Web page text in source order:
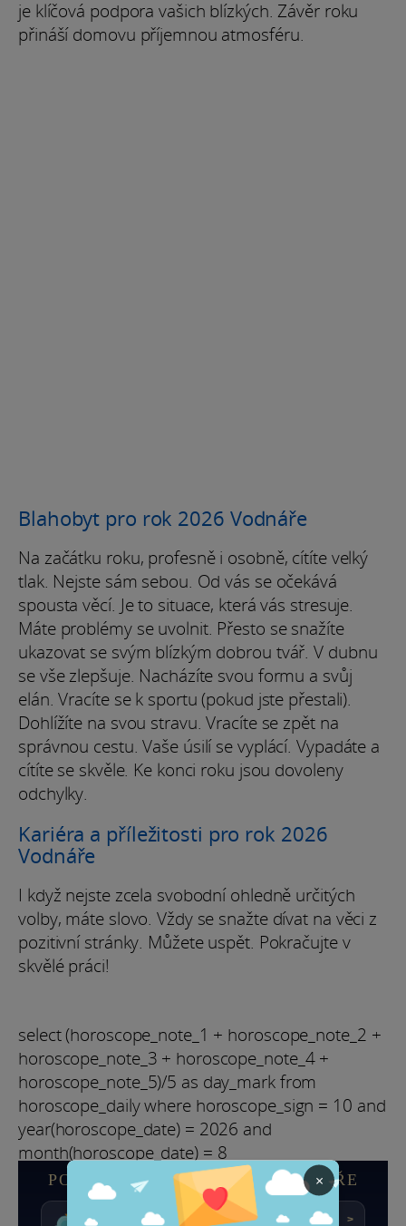
je klíčová podpora vašich blízkých. Závěr roku
přináší domovu příjemnou atmosféru.
Blahobyt pro rok 2026 Vodnáře
Na začátku roku, profesně i osobně, cítíte velký
tlak. Nejste sám sebou. Od vás se očekává
spousta věcí. Je to situace, která vás stresuje.
Máte problémy se uvolnit. Přesto se snažíte
ukazovat se svým blízkým dobrou tvář. V dubnu
se vše zlepšuje. Nacházíte svou formu a svůj
elán. Vracíte se k sportu (pokud jste přestali).
Dohlížíte na svou stravu. Vracíte se zpět na
správnou cestu. Vaše úsilí se vyplácí. Vypadáte a
cítíte se skvěle. Ke konci roku jsou dovoleny
odchylky.
Kariéra a příležitosti pro rok 2026
Vodnáře
I když nejste zcela svobodní ohledně určitých
volby, máte slovo. Vždy se snažte dívat na věci z
pozitivní stránky. Můžete uspět. Pokračujte v
skvělé práci!
select (horoscope_note_1 + horoscope_note_2 +
horoscope_note_3 + horoscope_note_4 +
horoscope_note_5)/5 as day_mark from
horoscope_daily where horoscope_sign = 10 and
year(horoscope_date) = 2026 and
month(horoscope_date) = 8
PODROBNÝ HOROSKOP VODNÁŘE
DNES Skóre : 6.4/10 ★★★☆☆ >
×